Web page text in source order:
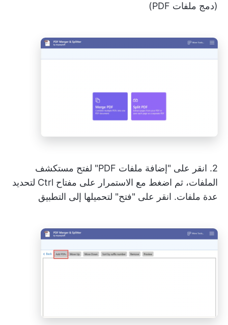
(دمج ملفات PDF)
2. انقر على "إضافة ملفات PDF" لفتح مستكشف
الملفات، ثم اضغط مع الاستمرار على مفتاح Ctrl لتحديد
عدة ملفات. انقر على "فتح" لتحميلها إلى التطبيق